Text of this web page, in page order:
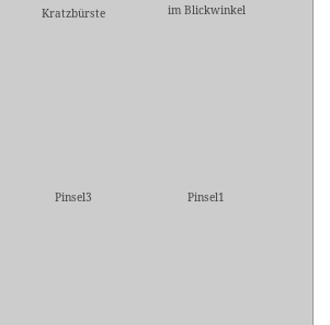
Kratzbürste im Blickwinkel
Pinsel3 Pinsel1